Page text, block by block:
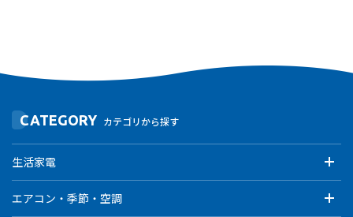
CATEGORY カテゴリから探す
生活家電
エアコン・季節・空調